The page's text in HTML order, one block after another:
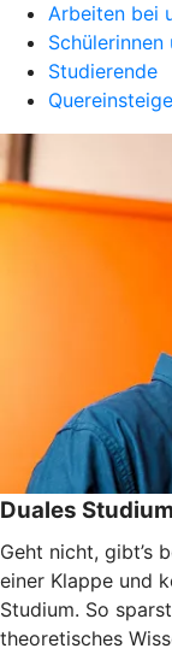
Arbeiten bei
Schülerinnen
Studierende
Duales Studium
Geht nicht, gibt’s
einer Klappe und
Studium. So
theoretisches